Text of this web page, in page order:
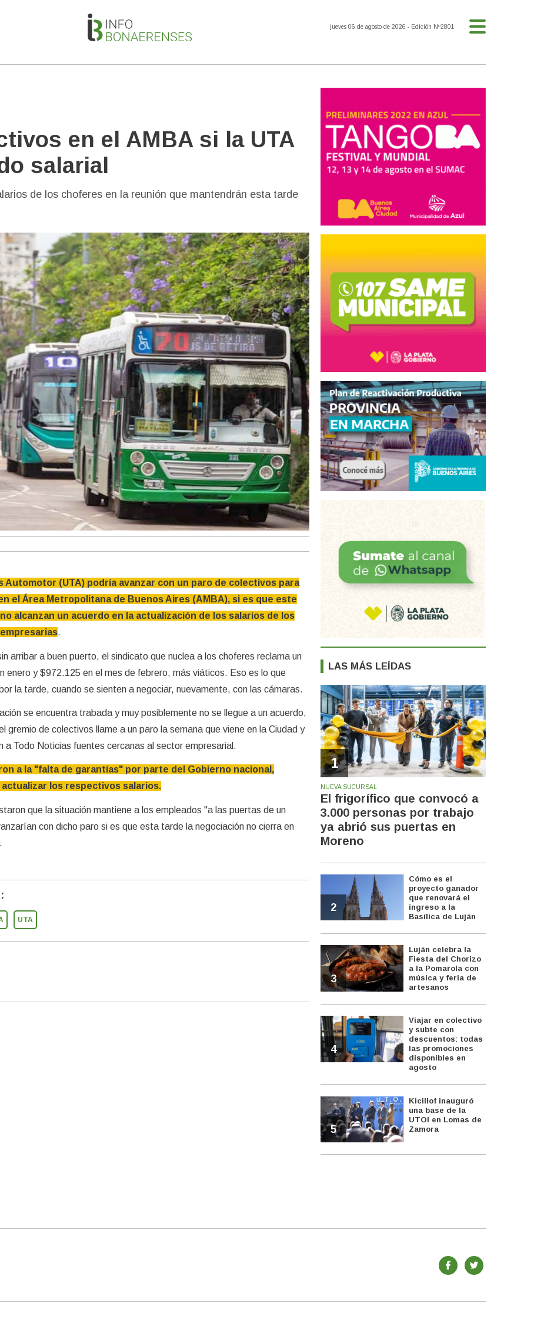
jueves 06 de agosto de 2026 - Edición Nº2801
en el AMBA si la UTA
salarial
de los choferes en la reunión que mantendrán esta tarde
Automotor (UTA) podría avanzar con un paro de colectivos para
el Área Metropolitana de Buenos Aires (AMBA), si es que este
alcanzan un acuerdo en la actualización de los salarios de los
.
arribar a buen puerto, el sindicato que nuclea a los choferes reclama un
enero y $972.125 en el mes de febrero, más viáticos. Eso es lo que
la tarde, cuando se sienten a negociar, nuevamente, con las cámaras.
se encuentra trabada y muy posiblemente no se llegue a un acuerdo,
gremio de colectivos llame a un paro la semana que viene en la Ciudad y
a Todo Noticias fuentes cercanas al sector empresarial.
a la "falta de garantías" por parte del Gobierno nacional,
los respectivos salarios.
que la situación mantiene a los empleados "a las puertas de un
con dicho paro si es que esta tarde la negociación no cierra en
UTA
LAS MÁS LEÍDAS
1
NUEVA SUCURSAL
El frigorífico que convocó a
3.000 personas por trabajo
ya abrió sus puertas en
Moreno
2
Cómo es el
proyecto ganador
que renovará el
ingreso a la
Basílica de Luján
3
Luján celebra la
Fiesta del Chorizo
a la Pomarola con
música y feria de
artesanos
4
Viajar en colectivo
y subte con
descuentos: todas
las promociones
disponibles en
agosto
5
Kicillof inauguró
una base de la
UTOI en Lomas de
Zamora